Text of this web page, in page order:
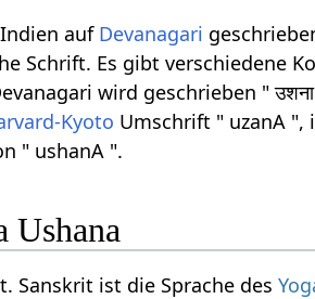
auf Devanagari
Schrift. Es gibt verschiedene
wird geschrieben "
Kyoto Umschrift " uzanA
" ushanA ".
Ushana
Sanskrit ist die Sprache des